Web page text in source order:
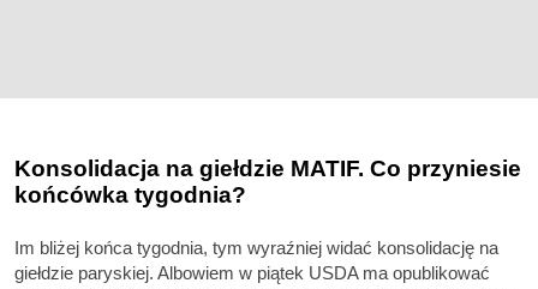
Konsolidacja na giełdzie MATIF. Co przyniesie
końcówka tygodnia?
Im bliżej końca tygodnia, tym wyraźniej widać konsolidację na
giełdzie paryskiej. Albowiem w piątek USDA ma opublikować